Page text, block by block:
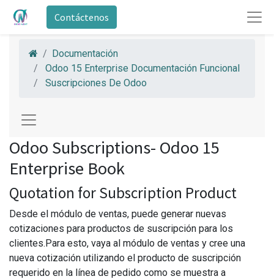
Contáctenos
Documentación
Odoo 15 Enterprise Documentación Funcional
Suscripciones De Odoo
Odoo Subscriptions- Odoo 15
Enterprise Book
Quotation for Subscription Product
Desde el módulo de ventas, puede generar nuevas
cotizaciones para productos de suscripción para los
clientes.Para esto, vaya al módulo de ventas y cree una
nueva cotización utilizando el producto de suscripción
requerido en la línea de pedido como se muestra a